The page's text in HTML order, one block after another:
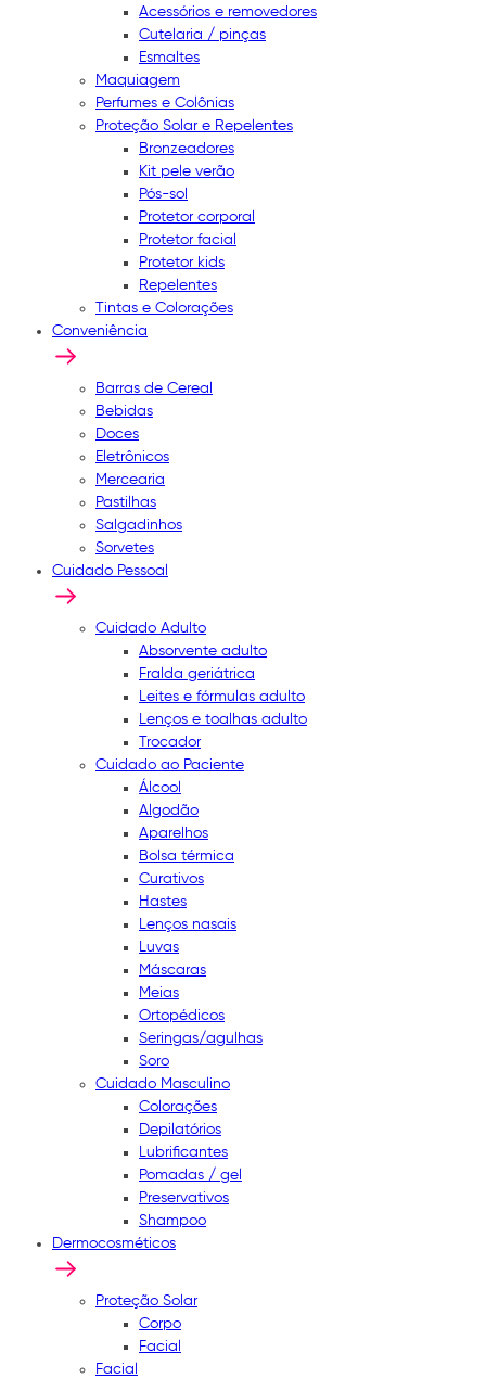
Acessórios e removedores
Cutelaria / pinças
Esmaltes
Maquiagem
Perfumes e Colônias
Proteção Solar e Repelentes
Bronzeadores
Kit pele verão
Pós-sol
Protetor corporal
Protetor facial
Protetor kids
Repelentes
Tintas e Colorações
Conveniência
Barras de Cereal
Bebidas
Doces
Eletrônicos
Mercearia
Pastilhas
Salgadinhos
Sorvetes
Cuidado Pessoal
Cuidado Adulto
Absorvente adulto
Fralda geriátrica
Leites e fórmulas adulto
Lenços e toalhas adulto
Trocador
Cuidado ao Paciente
Álcool
Algodão
Aparelhos
Bolsa térmica
Curativos
Hastes
Lenços nasais
Luvas
Máscaras
Meias
Ortopédicos
Seringas/agulhas
Soro
Cuidado Masculino
Colorações
Depilatórios
Lubrificantes
Pomadas / gel
Preservativos
Shampoo
Dermocosméticos
Proteção Solar
Corpo
Facial
Facial